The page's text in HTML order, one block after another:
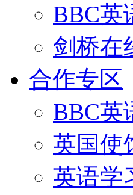
BBC英
剑桥在
合作专区
BBC英
英国使
英语学